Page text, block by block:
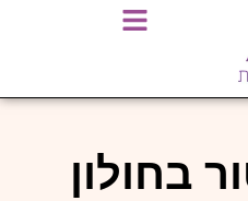
בחולון